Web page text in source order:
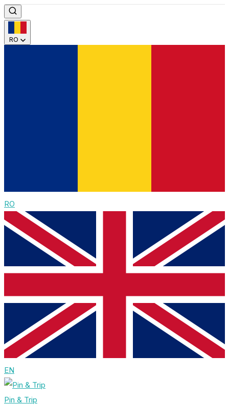
RO
RO
EN
Pin & Trip